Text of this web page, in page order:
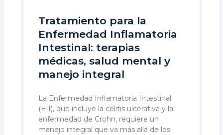
Tratamiento para la
Enfermedad Inflamatoria
Intestinal: terapias
médicas, salud mental y
manejo integral
La Enfermedad Inflamatoria Intestinal
(EII), que incluye la colitis ulcerativa y la
enfermedad de Crohn, requiere un
manejo integral que va más allá de los